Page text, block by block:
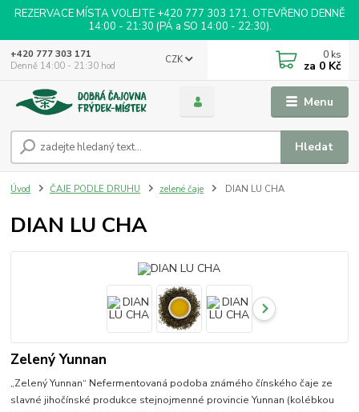
REZERVACE MÍSTA VOLEJTE +420 777 303 171. OTEVŘENO DENNĚ
14:00 - 21:30 (PÁ a SO 14:00 - 22:30).
Menu
CZK
Hledat
+420 777 303 171
Denně 14:00 - 21:30 hod
0 ks
za 0 Kč
Úvod ČAJE PODLE DRUHU zelené čaje DIAN LU CHA
DIAN LU CHA
Zelený Yunnan
„Zelený Yunnan“ Nefermentovaná podoba známého čínského čaje ze
slavné jihočínské produkce stejnojmenné provincie Yunnan (kolébkou